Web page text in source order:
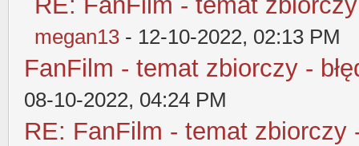
megan13 - 12-10-2022, 02:13 PM
FanFilm - temat zbiorczy -
08-10-2022, 04:24 PM
RE: FanFilm - temat zbiorczy